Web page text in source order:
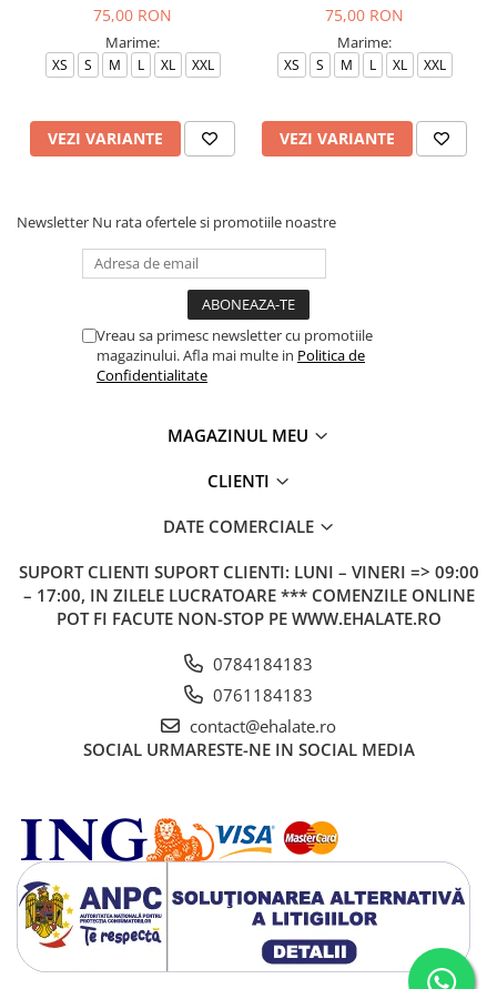
75,00 RON
Marime:
XS S M L XL XXL
VEZI VARIANTE
75,00 RON
Marime:
XS S M L XL XXL
VEZI VARIANTE
Newsletter Nu rata ofertele si promotiile noastre
Vreau sa primesc newsletter cu promotiile
magazinului. Afla mai multe in Politica de
Confidentialitate
MAGAZINUL MEU
CLIENTI
DATE COMERCIALE
SUPORT CLIENTI SUPORT CLIENTI: LUNI – VINERI => 09:00
– 17:00, IN ZILELE LUCRATOARE *** COMENZILE ONLINE
POT FI FACUTE NON-STOP PE WWW.EHALATE.RO
0784184183
0761184183
contact@ehalate.ro
SOCIAL URMARESTE-NE IN SOCIAL MEDIA